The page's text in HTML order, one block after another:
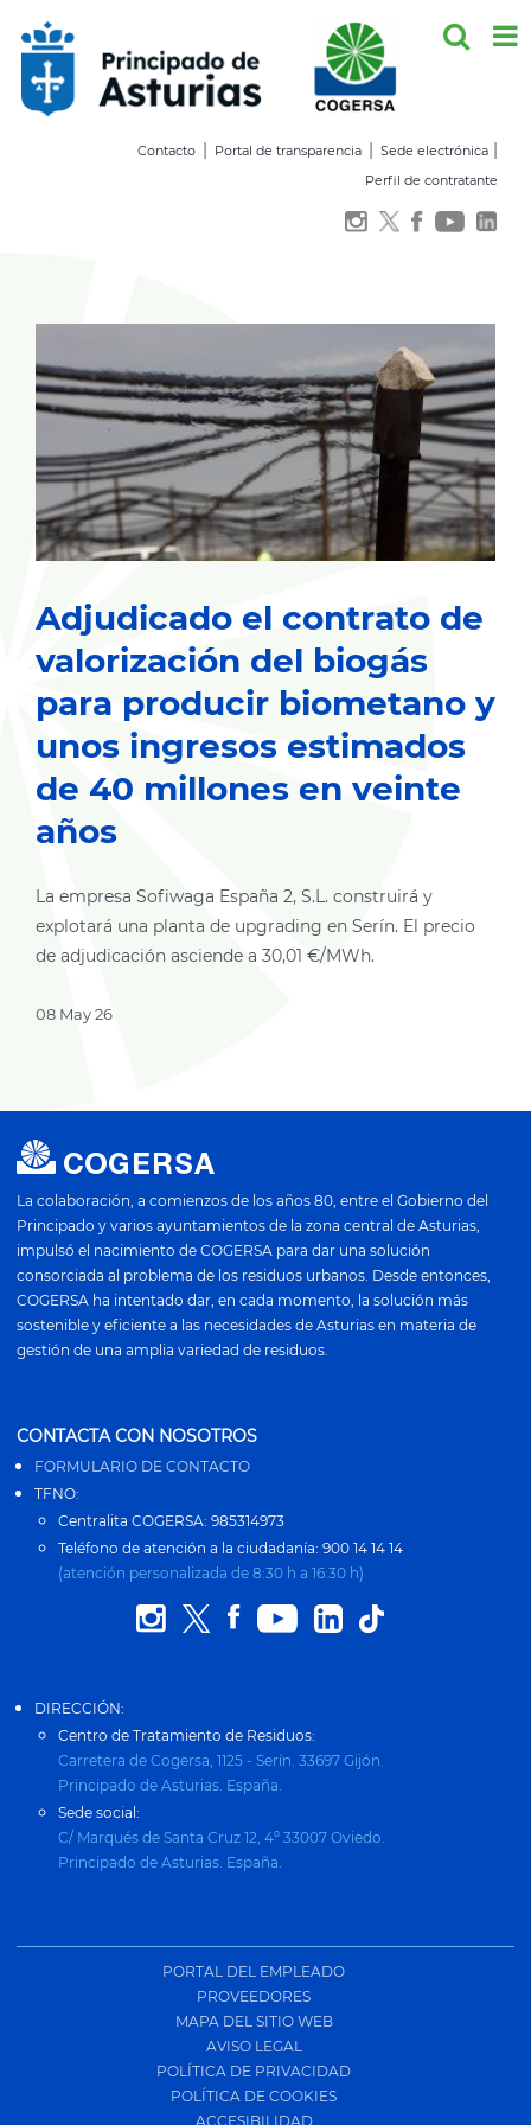
contenido
Contacto | Portal de transparencia | Sede electrónica |
Perfil de contratante
Adjudicado el contrato de
valorización del biogás
para producir biometano y
unos ingresos estimados
de 40 millones en veinte
años
La empresa Sofiwaga España 2, S.L. construirá y
explotará una planta de upgrading en Serín. El precio
de adjudicación asciende a 30,01 €/MWh.
08 May 26
La colaboración, a comienzos de los años 80, entre el Gobierno del
Principado y varios ayuntamientos de la zona central de Asturias,
impulsó el nacimiento de COGERSA para dar una solución
consorciada al problema de los residuos urbanos. Desde entonces,
COGERSA ha intentado dar, en cada momento, la solución más
sostenible y eficiente a las necesidades de Asturias en materia de
gestión de una amplia variedad de residuos.
CONTACTA CON NOSOTROS
FORMULARIO DE CONTACTO
TFNO:
Centralita COGERSA: 985314973
Teléfono de atención a la ciudadanía: 900 14 14 14
(atención personalizada de 8:30 h a 16:30 h)
DIRECCIÓN:
Centro de Tratamiento de Residuos:
Carretera de Cogersa, 1125 - Serín. 33697 Gijón.
Principado de Asturias. España.
Sede social:
C/ Marqués de Santa Cruz 12, 4º 33007 Oviedo.
Principado de Asturias. España.
PORTAL DEL EMPLEADO
PROVEEDORES
MAPA DEL SITIO WEB
AVISO LEGAL
POLÍTICA DE PRIVACIDAD
POLÍTICA DE COOKIES
ACCESIBILIDAD